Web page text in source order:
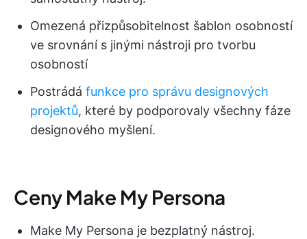
Omezená přizpůsobitelnost šablon osobností
ve srovnání s jinými nástroji pro tvorbu
osobností
Postrádá funkce pro správu designových
projektů, které by podporovaly všechny fáze
designového myšlení.
Ceny Make My Persona
Make My Persona je bezplatný nástroj.